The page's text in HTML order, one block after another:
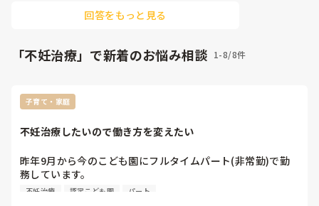
も言いづらいです…。
無いとか有給取りにくいとか)不安です。
先に担任の先生に言うべきか、主任の先生に
不妊治療で働き方を変えた方、もしくは園で
そういった先生がいらっしゃる方、
どんな働き方に変えたか、不妊治療中の通院
はどんな感じだったか(時間や日にち指定な
ど)、周りの反応はどうかなど…
教えてください🙇🏻‍♀️
後辞めた感じです。回答をもっと見る
「不妊治療」で新着のお悩み相談 1-8/8件
子育て・家庭
不妊治療したいので働き方を変えたい
昨年9月から今のこども園にフルタイムパート(非常勤)で勤
務しています。
12月からこっそり妊活を始めましたが、婦人科に通ったとこ
不妊治療 認定こども園 パート